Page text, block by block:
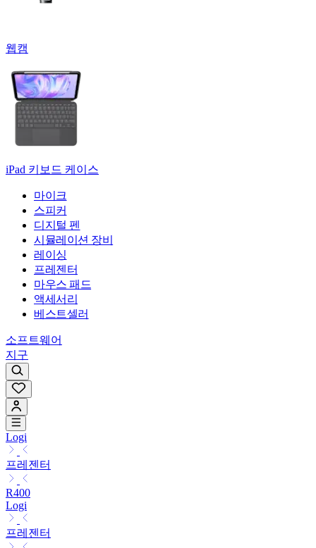
웹캠
iPad 키보드 케이스
마이크
스피커
디지털 펜
시뮬레이션 장비
레이싱
프레젠터
마우스 패드
액세서리
베스트셀러
소프트웨어
지구
Logi
프레젠터
R400
Logi
프레젠터